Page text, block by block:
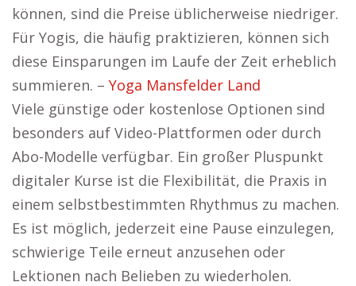
können, sind die Preise üblicherweise niedriger.
Für Yogis, die häufig praktizieren, können sich
diese Einsparungen im Laufe der Zeit erheblich
summieren. – Yoga Mansfelder Land
Viele günstige oder kostenlose Optionen sind
besonders auf Video-Plattformen oder durch
Abo-Modelle verfügbar. Ein großer Pluspunkt
digitaler Kurse ist die Flexibilität, die Praxis in
einem selbstbestimmten Rhythmus zu machen.
Es ist möglich, jederzeit eine Pause einzulegen,
schwierige Teile erneut anzusehen oder
Lektionen nach Belieben zu wiederholen.